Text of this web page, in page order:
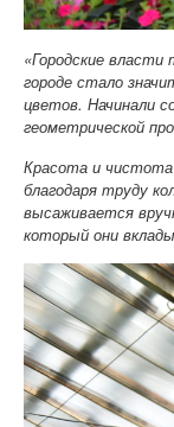
«Городские
городе стало
цветов. Начинали
геометрической
Красота и
благодаря труду
высаживается
который они